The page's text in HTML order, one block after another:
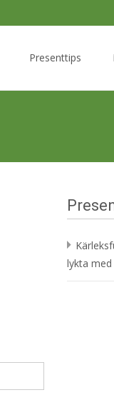
Presenttips
lykta